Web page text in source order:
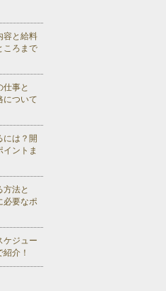
容と給料
ころまで
仕事と
について
には？開
ントま
方法と
必要なポ
ケジュー
介！